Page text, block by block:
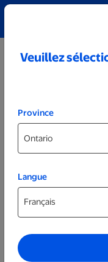
Impressions
Impressions
Veuillez
Province
Langue